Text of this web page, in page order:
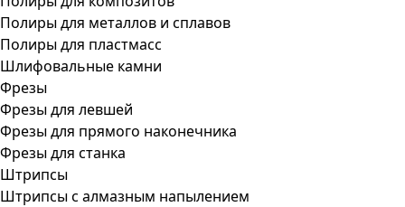
Полиры для металлов и сплавов
Полиры для пластмасс
Шлифовальные камни
Фрезы
Фрезы для левшей
Фрезы для прямого наконечника
Фрезы для станка
Штрипсы
Штрипсы c алмазным напылением